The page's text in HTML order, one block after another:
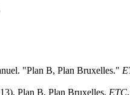
"Plan B, Plan Bruxelles."
Plan B, Plan Bruxelles. ETC